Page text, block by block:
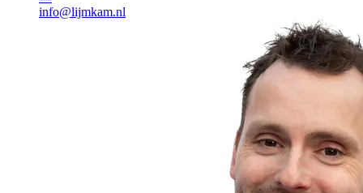
info@lijmkam.nl